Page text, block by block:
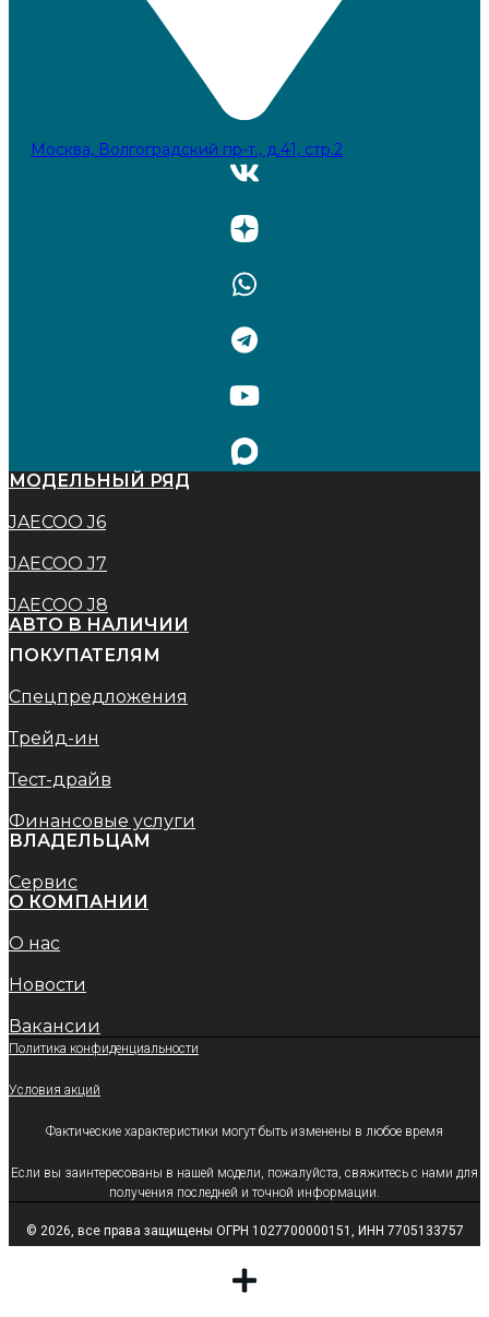
Москва, Волгоградский пр-т., д.41, стр.2
МОДЕЛЬНЫЙ РЯД
JAECOO J6
JAECOO J7
JAECOO J8
АВТО В НАЛИЧИИ
ПОКУПАТЕЛЯМ
Спецпредложения
Трейд-ин
Тест-драйв
Финансовые услуги
ВЛАДЕЛЬЦАМ
Сервис
O КОМПАНИИ
О нас
Новости
Вакансии
Политика конфиденциальности
Условия акций
Фактические характеристики могут быть изменены в любое время
Если вы заинтересованы в нашей модели, пожалуйста, свяжитесь с нами для
получения последней и точной информации.
© 2026, все права защищены ОГРН 1027700000151, ИНН 7705133757